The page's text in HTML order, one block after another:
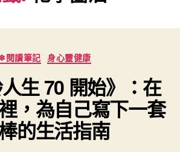
分
類
閱讀筆記 身心靈健康
生 70 開始》：在
，為自己寫下一套
的生活指南